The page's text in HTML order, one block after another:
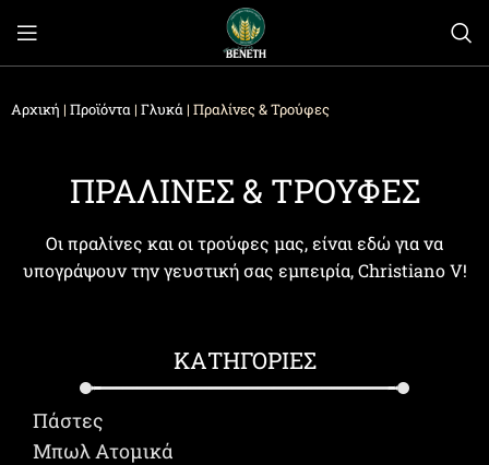
Αρχική | Προϊόντα | Γλυκά | Πραλίνες & Τρούφες
ΠΡΑΛΙΝΕΣ & ΤΡΟΥΦΕΣ
Οι πραλίνες και οι τρούφες μας, είναι εδώ για να
υπογράψουν την γευστική σας εμπειρία, Christiano V!
ΚΑΤΗΓΟΡΙΕΣ
Πάστες
Μπωλ Ατομικά